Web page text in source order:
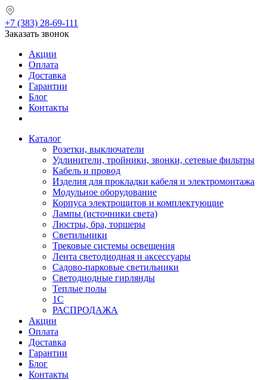
+7 (383) 28-69-111
Заказать звонок
Акции
Оплата
Доставка
Гарантии
Блог
Контакты
Каталог
Розетки, выключатели
Удлинители, тройники, звонки, сетевые фильтры
Кабель и провод
Изделия для прокладки кабеля и электромонтажа
Модульное оборудование
Корпуса электрощитов и комплектующие
Лампы (источники света)
Люстры, бра, торшеры
Светильники
Трековые системы освещения
Лента светодиодная и аксессуары
Садово-парковые светильники
Светодиодные гирлянды
Теплые полы
1С
РАСПРОДАЖА
Акции
Оплата
Доставка
Гарантии
Блог
Контакты